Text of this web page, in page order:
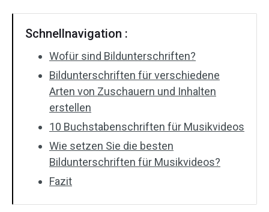
Drehen/Spiegeln
Stapelverarbeitung
Ohne Wasserzeichen
Schnellnavigation :
Wofür sind Bildunterschriften?
Bildunterschriften für verschiedene
Arten von Zuschauern und Inhalten
erstellen
10 Buchstabenschriften für Musikvideos
Wie setzen Sie die besten
Bildunterschriften für Musikvideos?
Fazit